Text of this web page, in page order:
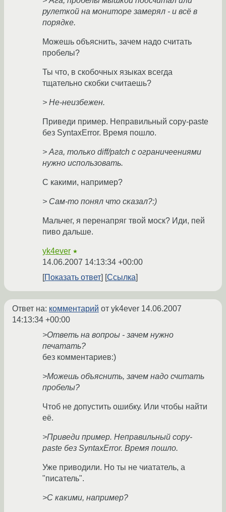
рулеткой на мониторе замерял - и всё в
порядке.
Можешь объяснить, зачем надо считать
пробелы?
Ты что, в скобочных языках всегда
тщательно скобки считаешь?
> Не-неизбежен.
Приведи пример. Неправильный copy-paste
без SyntaxError. Время пошло.
> Ага, только diff/patch с ограничеениями
нужно использовать.
С какими, например?
> Сам-то понял что сказал?:)
Мальчег, я перенапряг твой моск? Иди, пей
пиво дальше.
yk4ever ★
14.06.2007 14:13:34 +00:00
Показать ответ
Ссылка
Ответ на: комментарий от yk4ever 14.06.2007
14:13:34 +00:00
>Ответь на вопроы - зачем нужно
печатать?
без комментариев:)
>Можешь объяснить, зачем надо считать
пробелы?
Чтоб не допустить ошибку. Или чтобы найти
её.
>Приведи пример. Неправильный copy-
paste без SyntaxError. Время пошло.
Уже приводили. Но ты не чиататель, а
"писатель".
>С какими, например?